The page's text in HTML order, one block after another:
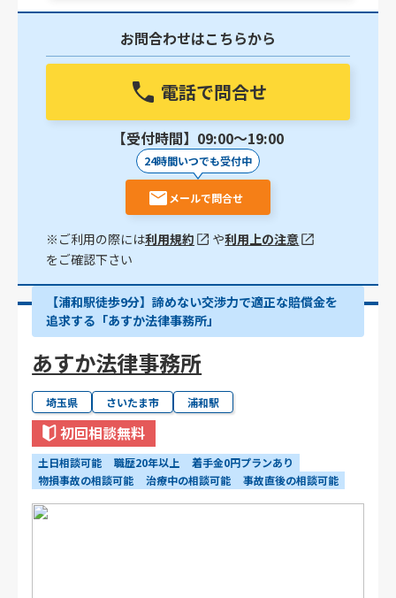
お問合わせはこちらから
電話で問合せ
【受付時間】09:00〜19:00
24時間いつでも受付中
メールで問合せ
※ご利用の際には利用規約 や利用上の注意
をご確認下さい
【浦和駅徒歩9分】諦めない交渉力で適正な賠償金を
追求する「あすか法律事務所」
あすか法律事務所
埼玉県 さいたま市 浦和駅
初回相談無料
土日相談可能 職歴20年以上
着手金0円プランあり
物損事故の相談可能
治療中の相談可能 事故直後の相談可能